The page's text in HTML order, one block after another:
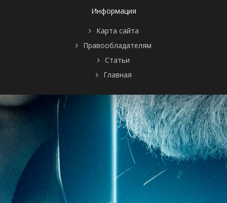
Информация
Карта сайта
Правообладателям
Статьи
Главная